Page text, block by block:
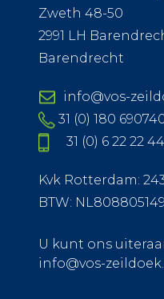
Zweth 48-50
2991 LH
Barendrecht
info@vos-
31 (0) 180
31 (0) 6 22 22
Kvk Rotterdam:
BTW:
U kunt ons
info@vos-